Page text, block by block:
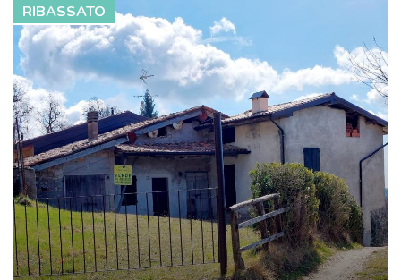
RIBASSATO